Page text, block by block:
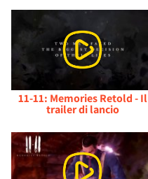
11-11: Memories Retold - Il
trailer di lancio